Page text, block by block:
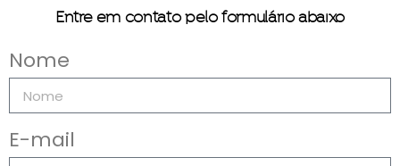
Entre em contato pelo formulário abaixo
Nome
E-mail